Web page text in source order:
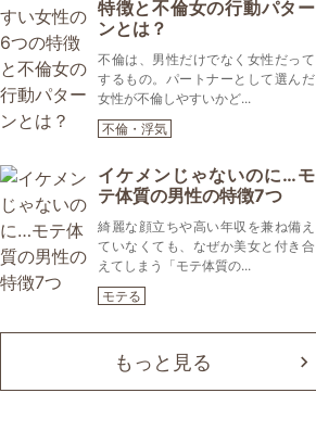
特徴と不倫女の行動パター
ンとは？
不倫は、男性だけでなく女性だって
するもの。パートナーとして選んだ
女性が不倫しやすいかど...
不倫・浮気
イケメンじゃないのに…モ
テ体質の男性の特徴7つ
綺麗な顔立ちや高い年収を兼ね備え
ていなくても、なぜか美女と付き合
えてしまう「モテ体質の...
モテる
もっと見る